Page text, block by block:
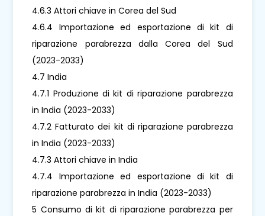
4.6.3 Attori chiave in Corea del Sud
4.6.4 Importazione ed esportazione di kit di
riparazione parabrezza dalla Corea del Sud
(2023-2033)
4.7 India
4.7.1 Produzione di kit di riparazione parabrezza
in India (2023-2033)
4.7.2 Fatturato dei kit di riparazione parabrezza
in India (2023-2033)
4.7.3 Attori chiave in India
4.7.4 Importazione ed esportazione di kit di
riparazione parabrezza in India (2023-2033)
5 Consumo di kit di riparazione parabrezza per